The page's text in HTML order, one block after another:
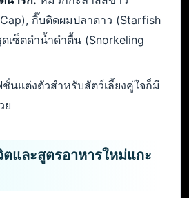
กิ๊บติดผมปลาดาว (Starfish
เซ็ตดำน้ำดำตื้น (Snorkeling
นแต่งตัวสำหรับสัตว์เลี้ยงคู่ใจก็มี
ย
และสูตรอาหารใหม่แกะ